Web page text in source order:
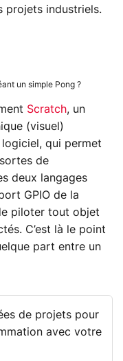
projets industriels.
un simple Pong ?
Scratch, un
(visuel)
qui permet
de
deux langages
GPIO de la
piloter tout objet
C’est là le point
part entre un
de projets pour
avec votre